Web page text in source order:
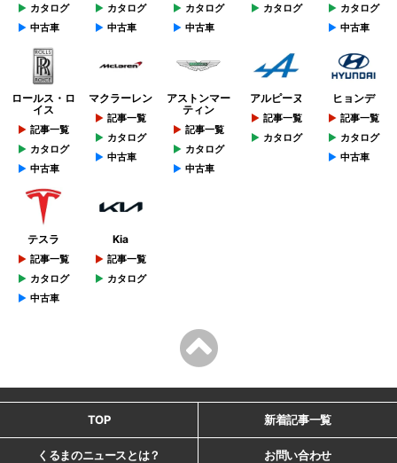
カタログ
中古車
カタログ
中古車
カタログ
中古車
カタログ
カタログ
中古車
ロールス・ロ
イス
記事一覧
カタログ
中古車
マクラーレン
記事一覧
カタログ
中古車
アストンマー
ティン
記事一覧
カタログ
中古車
アルピーヌ
記事一覧
カタログ
ヒョンデ
記事一覧
カタログ
中古車
テスラ
記事一覧
カタログ
中古車
Kia
記事一覧
カタログ
TOP 新着記事一覧
くるまのニュースとは？ お問い合わせ